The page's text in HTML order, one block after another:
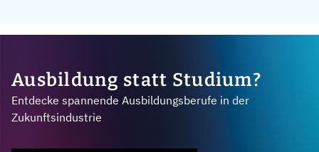
Ausbildung statt Studium?
Entdecke spannende Ausbildungsberufe in der
Zukunftsindustrie